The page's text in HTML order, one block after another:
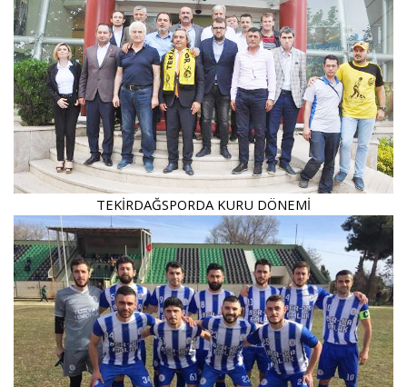
TEKİRDAĞSPORDA KURU DÖNEMİ